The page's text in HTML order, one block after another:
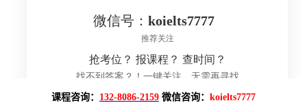
课程咨询： 132-8086-2159 微信咨询： koielts7777